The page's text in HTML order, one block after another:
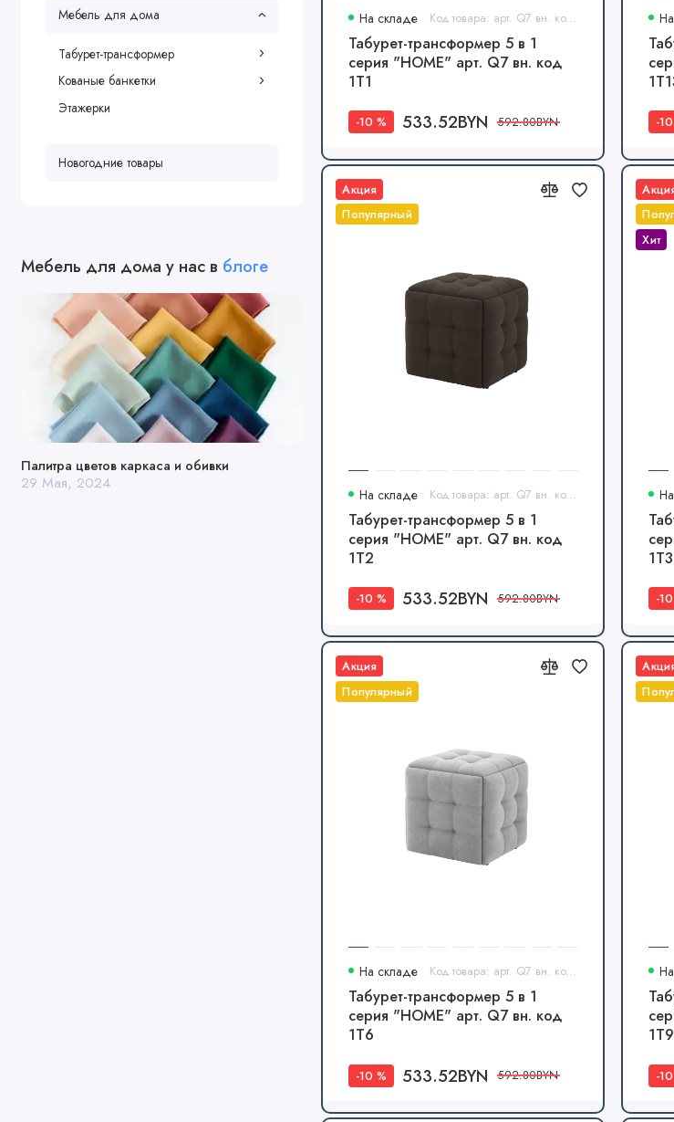
Мебель для дома
Табурет-трансформер
Кованые банкетки
Этажерки
Новогодние товары
Мебель для дома у нас в блоге
Палитра цветов каркаса и обивки
29 Мая, 2024
На складе Код товара: арт. Q7 вн. код 1Т1
Табурет-трансформер 5 в 1
серия "HOME" арт. Q7 вн. код
1Т1
-10 % 533.52BYN 592.80BYN -
Акция
Популярный
На складе Код товара: арт. Q7 вн. код 1Т2
Табурет-трансформер 5 в 1
серия "HOME" арт. Q7 вн. код
1Т2
-10 % 533.52BYN 592.80BYN
Хит
1Т3
-
Акция
Популярный
На складе Код товара: арт. Q7 вн. код 1Т6
Табурет-трансформер 5 в 1
серия "HOME" арт. Q7 вн. код
1Т6
-10 % 533.52BYN 592.80BYN
1Т9
-